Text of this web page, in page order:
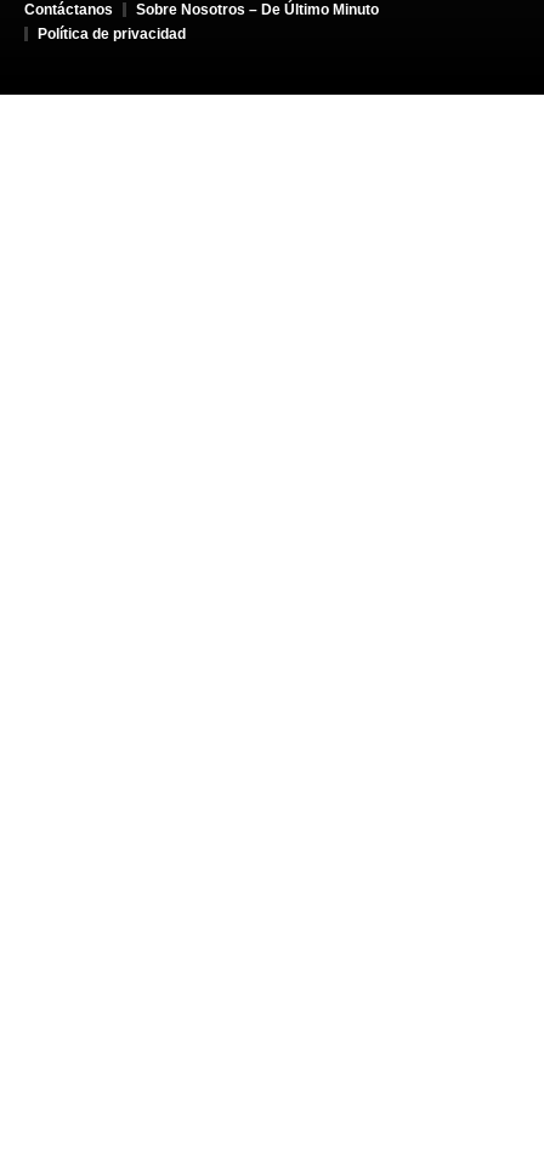
Contáctanos
Sobre Nosotros – De Último Minuto
Política de privacidad